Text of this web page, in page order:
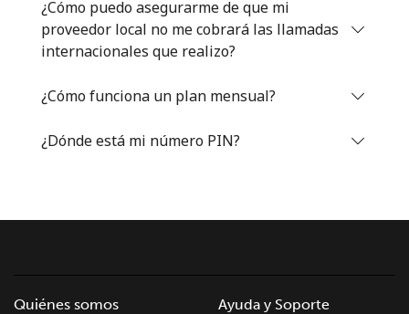
¿Cómo puedo asegurarme de que mi
proveedor local no me cobrará las llamadas
internacionales que realizo?
¿Cómo funciona un plan mensual?
¿Dónde está mi número PIN?
Quiénes somos
Ayuda y Soporte